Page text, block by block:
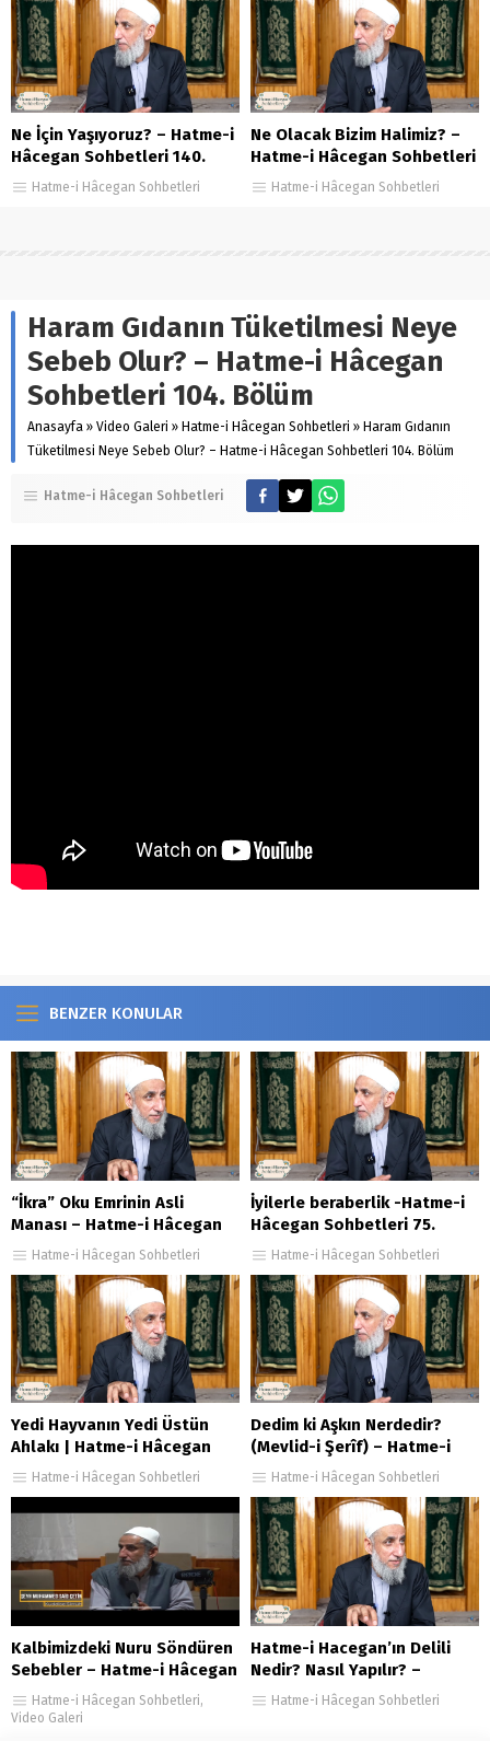
Ne İçin Yaşıyoruz? – Hatme-i
Hâcegan Sohbetleri 140.
BölümHatme-i Hâcegan Sohbetleri
Ne Olacak Bizim Halimiz? –
Hatme-i Hâcegan Sohbetleri
101. Bölüm
Hatme-i Hâcegan Sohbetleri
Haram Gıdanın Tüketilmesi Neye
Sebeb Olur? – Hatme-i Hâcegan
Sohbetleri 104. Bölüm
Anasayfa » Video Galeri » Hatme-i Hâcegan Sohbetleri » Haram Gıdanın
Tüketilmesi Neye Sebeb Olur? – Hatme-i Hâcegan Sohbetleri 104. Bölüm
Hatme-i Hâcegan Sohbetleri
BENZER KONULAR
“İkra” Oku Emrinin Asli
Manası – Hatme-i Hâcegan
Sohbetleri 32.Bölüm
Hatme-i Hâcegan Sohbetleri
İyilerle beraberlik -Hatme-i
Hâcegan Sohbetleri 75.
Bölüm.Hatme-i Hâcegan Sohbetleri
Yedi Hayvanın Yedi Üstün
Ahlakı | Hatme-i Hâcegan
Sohbetleri 53. Bölüm
Hatme-i Hâcegan Sohbetleri
Dedim ki Aşkın Nerdedir?
(Mevlid-i Şerîf) – Hatme-i
Hâcegan Sohbetleri 68.
Hatme-i Hâcegan Sohbetleri
Kalbimizdeki Nuru Söndüren
Sebebler – Hatme-i Hâcegan
Sohbetleri 2.Bölüm
Hatme-i Hâcegan Sohbetleri,
Video Galeri
Hatme-i Hacegan’ın Delili
Nedir? Nasıl Yapılır? –
Hatme-i Hâcegan Sohbetleri
Hatme-i Hâcegan Sohbetleri